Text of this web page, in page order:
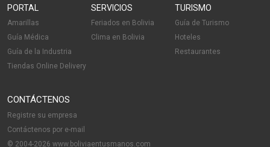
PORTAL
Amarillas
Guía Médica
Guía de la Industria
Tiendas Online Delivery
SERVICIOS
Feriados en Bolivia
Clima en Bolivia
TURISMO
Guía de Turismo
Hoteles
Restaurantes
CONTÁCTENOS
Registre su empresa
Contáctenos por e-mail
© 2004-2026 www.boliviaentusmanos.com